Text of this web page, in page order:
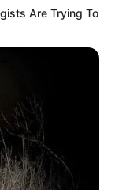
Are Trying To